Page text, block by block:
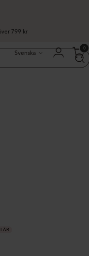
799 kr
Svenska
0